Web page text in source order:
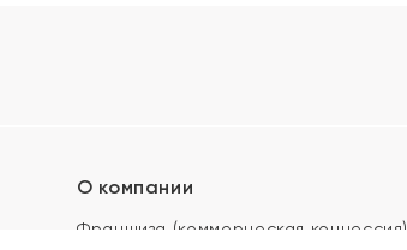
О компании
Франшиза (коммерческая концессия)